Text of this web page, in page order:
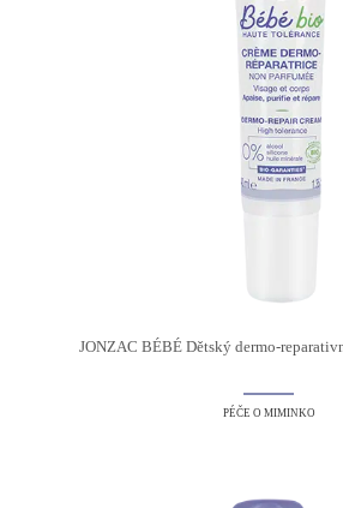
JONZAC BÉBÉ Dětský dermo-
PÉČE O MIMINKO